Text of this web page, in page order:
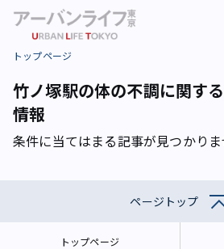
トップページ
竹ノ塚駅の体の不調に関す
情報
条件に当てはまる記事が見つかりま
ページトップ
トップページ